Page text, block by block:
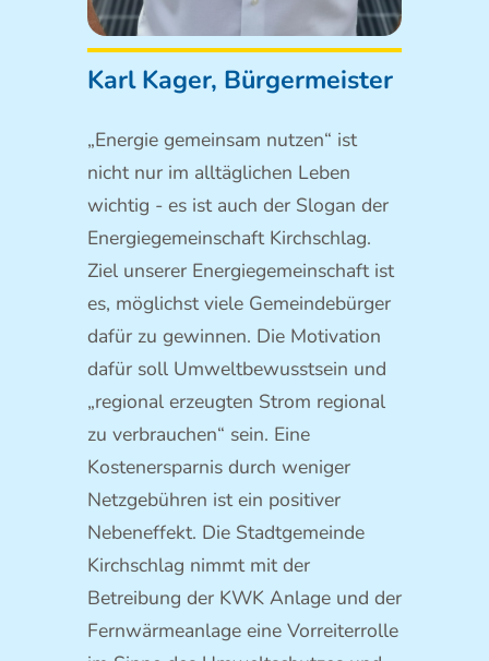
Karl Kager, Bürgermeister
„Energie gemeinsam nutzen“ ist
nicht nur im alltäglichen Leben
wichtig - es ist auch der Slogan der
Energiegemeinschaft Kirchschlag.
Ziel unserer Energiegemeinschaft ist
es, möglichst viele Gemeindebürger
dafür zu gewinnen. Die Motivation
dafür soll Umweltbewusstsein und
„regional erzeugten Strom regional
zu verbrauchen“ sein. Eine
Kostenersparnis durch weniger
Netzgebühren ist ein positiver
Nebeneffekt. Die Stadtgemeinde
Kirchschlag nimmt mit der
Betreibung der KWK Anlage und der
Fernwärmeanlage eine Vorreiterrolle